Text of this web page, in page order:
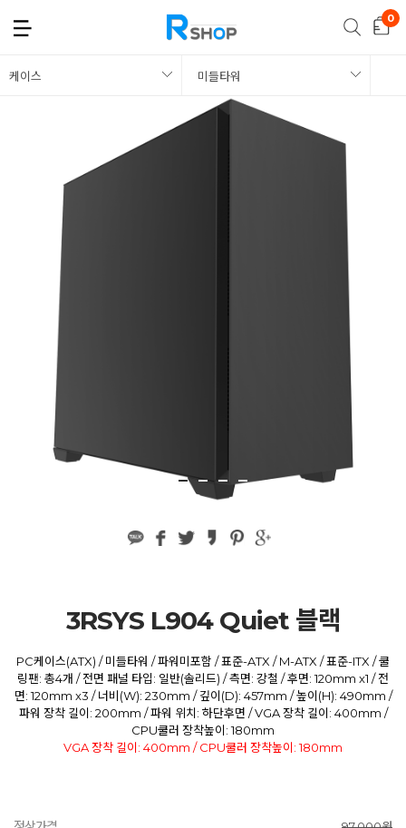
케이스 미들타워
3RSYS L904 Quiet 블랙
PC케이스(ATX) / 미들타워 / 파워미포함 / 표준-ATX / M-ATX / 표준-ITX / 쿨
링팬: 총4개 / 전면 패널 타입: 일반(솔리드) / 측면: 강철 / 후면: 120mm x1 / 전
면: 120mm x3 / 너비(W): 230mm / 깊이(D): 457mm / 높이(H): 490mm /
파워 장착 길이: 200mm / 파워 위치: 하단후면 / VGA 장착 길이: 400mm /
CPU쿨러 장착높이: 180mm
VGA 장착 길이: 400mm / CPU쿨러 장착높이: 180mm